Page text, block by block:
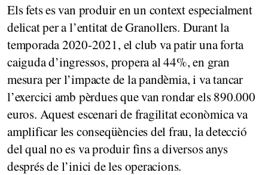
Els fets es van produir en un context especialment
delicat per a l’entitat de Granollers. Durant la
temporada 2020-2021, el club va patir una forta
caiguda d’ingressos, propera al 44%, en gran
mesura per l’impacte de la pandèmia, i va tancar
l’exercici amb pèrdues que van rondar els 890.000
euros. Aquest escenari de fragilitat econòmica va
amplificar les conseqüències del frau, la detecció
del qual no es va produir fins a diversos anys
després de l’inici de les operacions.